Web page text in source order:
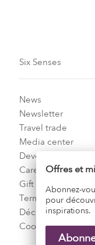
Six Senses
News
Newsletter
Travel trade
Media center
Development
Careers
Gift Cards
Terms and
Déclaration de
Cookie Policy
Offres et
Abonnez-
pour
inspirations.